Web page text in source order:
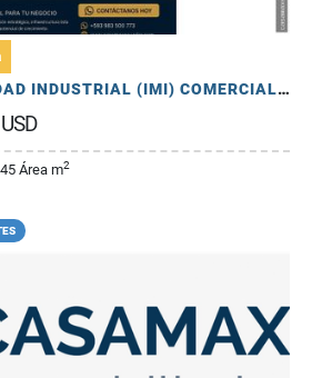
CALDERON PROPIEDAD INDUSTRIAL (IMI) COMERCIAL CERCA PANAMERICANA
USD
Área m2